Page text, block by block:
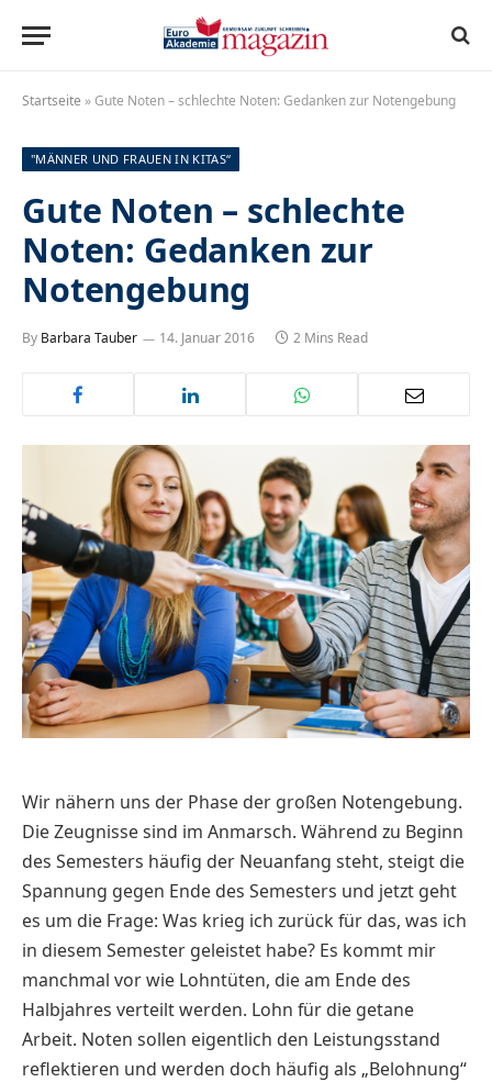
Startseite »Gute Noten – schlechte Noten: Gedanken zur Notengebung
"MÄNNER UND FRAUEN IN KITAS“
Gute Noten – schlechte
Noten: Gedanken zur
Notengebung
By Barbara Tauber 14. Januar 2016 2 Mins Read
Wir nähern uns der Phase der großen Notengebung.
Die Zeugnisse sind im Anmarsch. Während zu Beginn
des Semesters häufig der Neuanfang steht, steigt die
Spannung gegen Ende des Semesters und jetzt geht
es um die Frage: Was krieg ich zurück für das, was ich
in diesem Semester geleistet habe? Es kommt mir
manchmal vor wie Lohntüten, die am Ende des
Halbjahres verteilt werden. Lohn für die getane
Arbeit. Noten sollen eigentlich den Leistungsstand
reflektieren und werden doch häufig als „Belohnung“